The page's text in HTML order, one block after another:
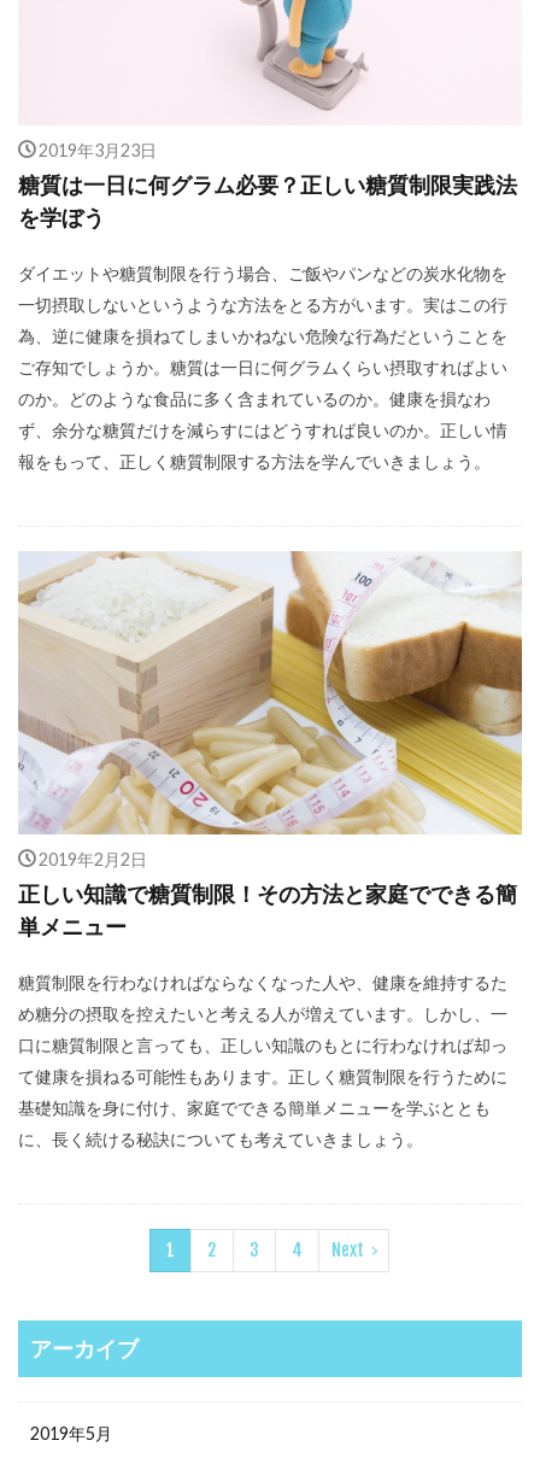
2019年3月23日
糖質は一日に何グラム必要？正しい糖質制限実践法
を学ぼう
ダイエットや糖質制限を行う場合、ご飯やパンなどの炭水化物を
一切摂取しないというような方法をとる方がいます。実はこの行
為、逆に健康を損ねてしまいかねない危険な行為だということを
ご存知でしょうか。糖質は一日に何グラムくらい摂取すればよい
のか。どのような食品に多く含まれているのか。健康を損なわ
ず、余分な糖質だけを減らすにはどうすれば良いのか。正しい情
報をもって、正しく糖質制限する方法を学んでいきましょう。
2019年2月2日
正しい知識で糖質制限！その方法と家庭でできる簡
単メニュー
糖質制限を行わなければならなくなった人や、健康を維持するた
め糖分の摂取を控えたいと考える人が増えています。しかし、一
口に糖質制限と言っても、正しい知識のもとに行わなければ却っ
て健康を損ねる可能性もあります。正しく糖質制限を行うために
基礎知識を身に付け、家庭でできる簡単メニューを学ぶととも
に、長く続ける秘訣についても考えていきましょう。
1 2 3 4 Next
アーカイブ
2019年5月